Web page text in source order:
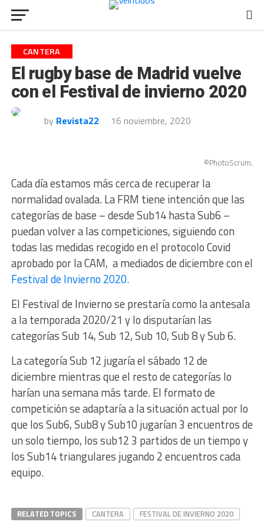
CANTERA
El rugby base de Madrid vuelve
con el Festival de invierno 2020
by Revista22 16 noviembre, 2020
©PhotoScrum.
Cada día estamos más cerca de recuperar la
normalidad ovalada. La FRM tiene intención que las
categorías de base – desde Sub14 hasta Sub6 –
puedan volver a las competiciones, siguiendo con
todas las medidas recogido en el protocolo Covid
aprobado por la CAM, a mediados de diciembre con el
Festival de Invierno 2020.
El Festival de Invierno se prestaría como la antesala
a la temporada 2020/21 y lo disputarían las
categorías Sub 14, Sub 12, Sub 10, Sub 8 y Sub 6.
La categoría Sub 12 jugaría el sábado 12 de
diciembre mientras que el resto de categorías lo
harían una semana más tarde. El formato de
competición se adaptaría a la situación actual por lo
que los Sub6, Sub8 y Sub10 jugarían 3 encuentros de
un solo tiempo, los sub12 3 partidos de un tiempo y
los Sub14 triangulares jugando 2 encuentros cada
equipo.
RELATED TOPICS CANTERA
FESTIVAL DE INVIERNO 2020